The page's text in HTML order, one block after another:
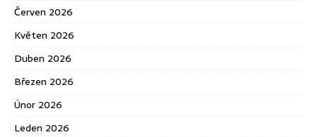
Červen 2026
Květen 2026
Duben 2026
Březen 2026
Únor 2026
Leden 2026